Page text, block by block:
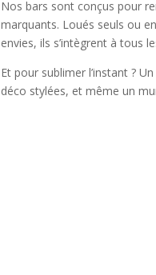
Nos bars sont conçus pour
marquants. Loués seuls ou
envies, ils s’intègrent à tous
Et pour sublimer l’instant ?
déco stylées, et même un